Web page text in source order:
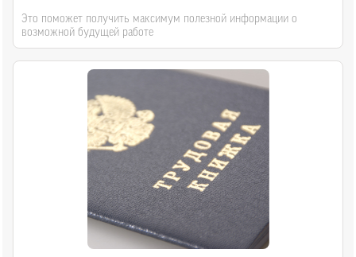
Это поможет получить максимум полезной информации о
возможной будущей работе